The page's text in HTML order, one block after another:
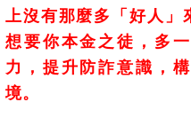
上沒有那麼多「好人
想要你本金之徒，多
力，提升防詐意識，
境。